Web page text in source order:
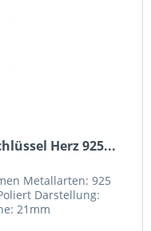
Herz 925...
Metallarten: 925
Darstellung:
21mm